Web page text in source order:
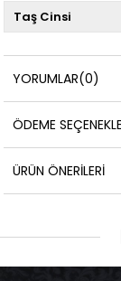
Taş Cinsi
YORUMLAR(0)
ÖDEME
ÜRÜN ÖNERILERI